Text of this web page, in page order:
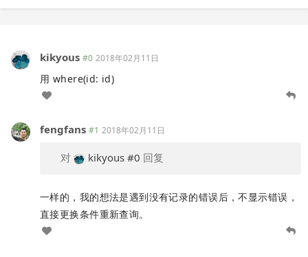
kikyous #0 2018年02月11日
用 where(id: id)
fengfans #1 2018年02月11日
对 kikyous #0 回复
一样的，我的想法是遇到没有记录的错误后，不显示错误，
直接更换条件重新查询。